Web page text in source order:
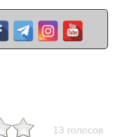
13 голосов